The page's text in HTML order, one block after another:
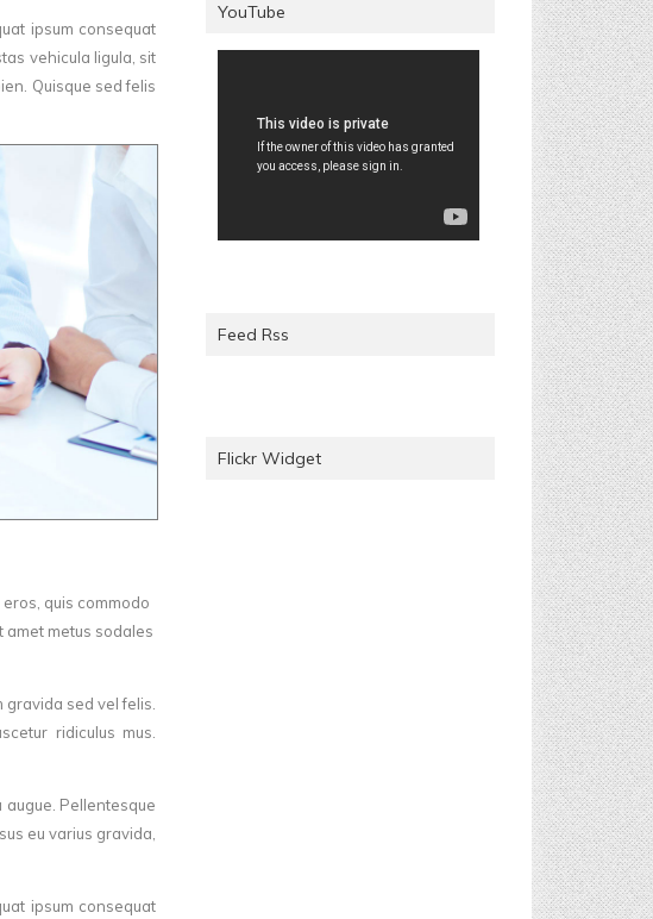
ipsum consequat
vehicula ligula, sit
Quisque sed felis
quis commodo
amet metus sodales
gravida sed vel felis.
ridiculus mus.
Pellentesque
eu varius gravida,
ipsum consequat
YouTube
Feed Rss
Flickr Widget